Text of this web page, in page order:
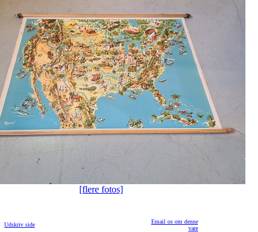
[flere fotos]
Udskriv side
Email os om denne
vare